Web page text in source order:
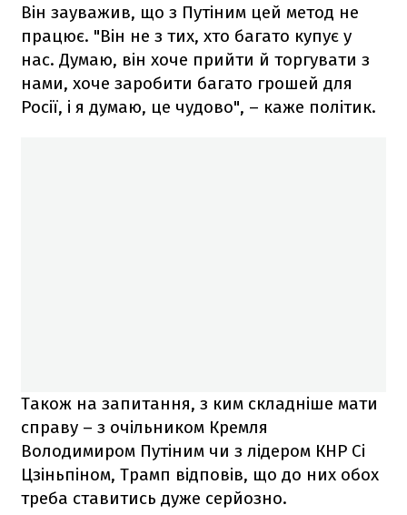
Він зауважив, що з Путіним цей метод не
працює. "Він не з тих, хто багато купує у
нас. Думаю, він хоче прийти й торгувати з
нами, хоче заробити багато грошей для
Росії, і я думаю, це чудово", – каже політик.
Також на запитання, з ким складніше мати
справу – з очільником Кремля
Володимиром Путіним чи з лідером КНР Сі
Цзіньпіном, Трамп відповів, що до них обох
треба ставитись дуже серйозно.